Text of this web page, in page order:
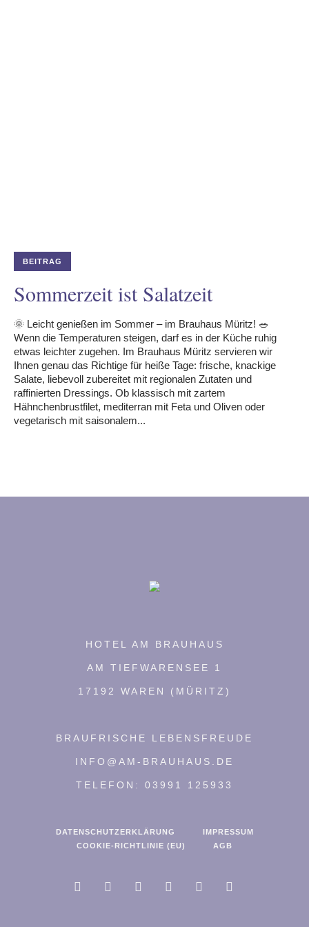
BEITRAG
Sommerzeit ist Salatzeit
🌞 Leicht genießen im Sommer – im Brauhaus Müritz! 🥗
Wenn die Temperaturen steigen, darf es in der Küche ruhig
etwas leichter zugehen. Im Brauhaus Müritz servieren wir
Ihnen genau das Richtige für heiße Tage: frische, knackige
Salate, liebevoll zubereitet mit regionalen Zutaten und
raffinierten Dressings. Ob klassisch mit zartem
Hähnchenbrustfilet, mediterran mit Feta und Oliven oder
vegetarisch mit saisonalem...
HOTEL AM BRAUHAUS
AM TIEFWARENSEE 1
17192 WAREN (MÜRITZ)
BRAUFRISCHE LEBENSFREUDE
INFO@AM-BRAUHAUS.DE
TELEFON: 03991 125933
DATENSCHUTZERKLÄRUNG
IMPRESSUM
COOKIE-RICHTLINIE (EU)
AGB